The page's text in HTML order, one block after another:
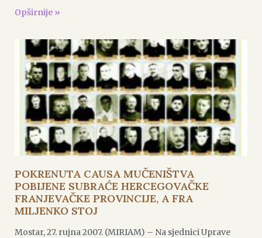
Opširnije »
POKRENUTA CAUSA MUČENIŠTVA
POBIJENE SUBRAĆE HERCEGOVAČKE
FRANJEVAČKE PROVINCIJE, A FRA
MILJENKO STOJ
Mostar, 27. rujna 2007. (MIRIAM) – Na sjednici Uprave